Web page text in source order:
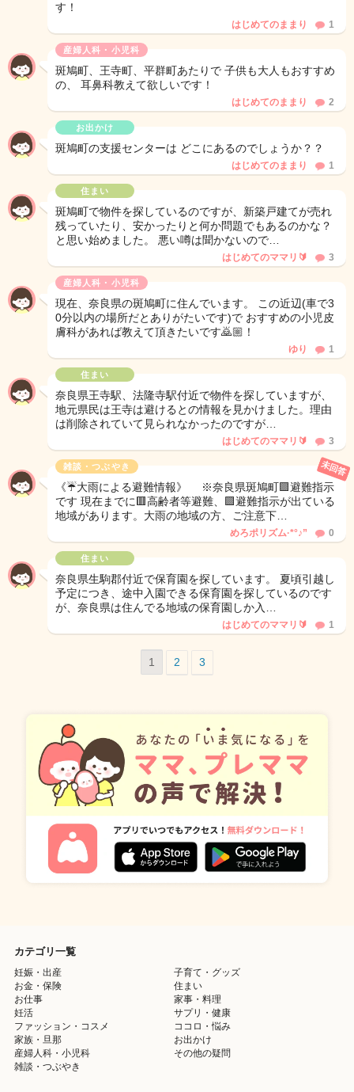
す！
はじめてのままり 1
産婦人科・小児科
斑鳩町、王寺町、平群町あたりで 子供も大人もおすすめ
の、 耳鼻科教えて欲しいです！
はじめてのままり 2
お出かけ
斑鳩町の支援センターは どこにあるのでしょうか？？
はじめてのままり 1
住まい
斑鳩町で物件を探しているのですが、新築戸建てが売れ
残っていたり、安かったりと何か問題でもあるのかな？
と思い始めました。 悪い噂は聞かないので…
はじめてのママリ🔰 3
産婦人科・小児科
現在、奈良県の斑鳩町に住んでいます。 この近辺(車で3
0分以内の場所だとありがたいです)で おすすめの小児皮
膚科があれば教えて頂きたいです🙇🏼！
ゆり 1
住まい
奈良県王寺駅、法隆寺駅付近で物件を探していますが、
地元県民は王寺は避けるとの情報を見かけました。理由
は削除されていて見られなかったのですが…
はじめてのママリ🔰 3
雑談・つぶやき
《☔大雨による避難情報》 ※奈良県斑鳩町🟪避難指示
です 現在までに🟥高齢者等避難、🟪避難指示が出ている
地域があります。大雨の地域の方、ご注意下…
未回答
めろポリズム·*°♪” 0
住まい
奈良県生駒郡付近で保育園を探しています。 夏頃引越し
予定につき、途中入園できる保育園を探しているのです
が、奈良県は住んでる地域の保育園しか入…
はじめてのママリ🔰 1
1 2 3
カテゴリ一覧
妊娠・出産
子育て・グッズ
お金・保険
住まい
お仕事
家事・料理
妊活
サプリ・健康
ファッション・コスメ
ココロ・悩み
家族・旦那
お出かけ
産婦人科・小児科
その他の疑問
雑談・つぶやき